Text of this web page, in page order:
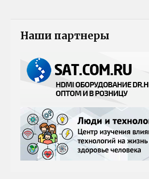
Наши партнеры